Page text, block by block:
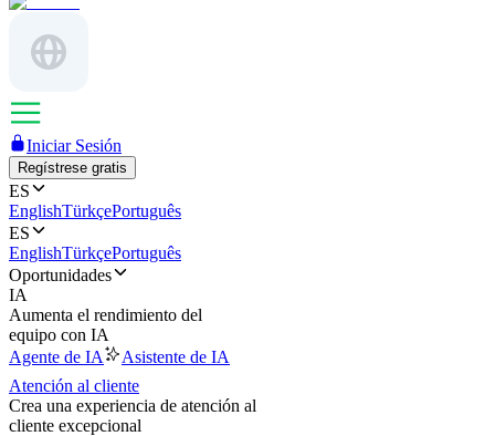
Iniciar Sesión
Regístrese gratis
ES
EnglishTürkçePortuguês
ES
EnglishTürkçePortuguês
Oportunidades
IA
Aumenta el rendimiento del
equipo con IA
Agente de IA
Asistente de IA
Atención al cliente
Crea una experiencia de atención al
cliente excepcional